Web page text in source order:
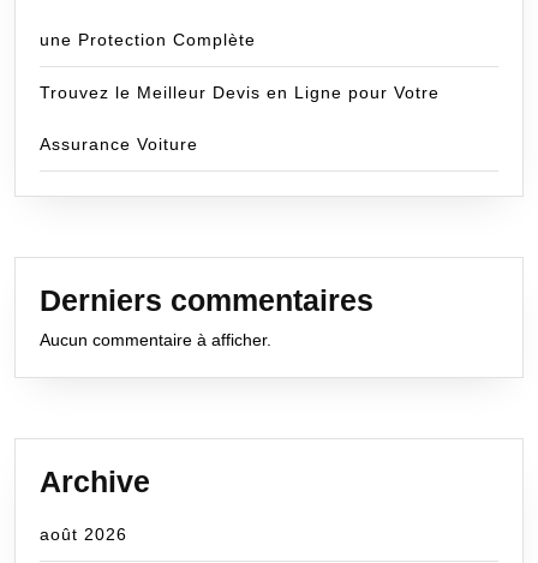
une Protection Complète
Trouvez le Meilleur Devis en Ligne pour Votre
Assurance Voiture
Derniers commentaires
Aucun commentaire à afficher.
Archive
août 2026